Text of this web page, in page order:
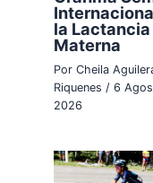
la Lactancia
Materna
PorCheila
Riquenes/6
2026